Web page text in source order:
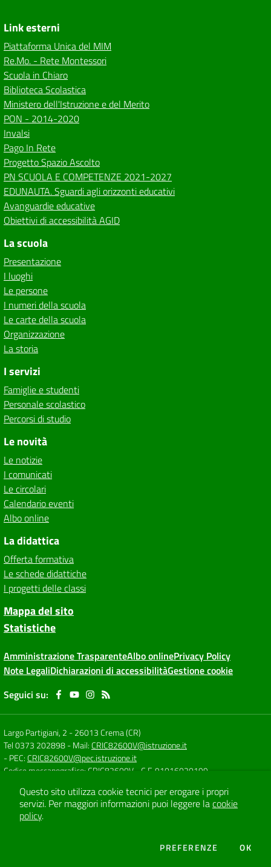
Link esterni
Piattaforma Unica del MIM
Re.Mo. - Rete Montessori
Scuola in Chiaro
Biblioteca Scolastica
Ministero dell'Istruzione e del Merito
PON - 2014-2020
Invalsi
Pago In Rete
Progetto Spazio Ascolto
PN SCUOLA E COMPETENZE 2021-2027
EDUNAUTA. Sguardi agli orizzonti educativi
Avanguardie educative
Obiettivi di accessibilità AGID
La scuola
Presentazione
I luoghi
Le persone
I numeri della scuola
Le carte della scuola
Organizzazione
La storia
I servizi
Famiglie e studenti
Personale scolastico
Percorsi di studio
Le novità
Le notizie
I comunicati
Le circolari
Calendario eventi
Albo online
La didattica
Offerta formativa
Le schede didattiche
I progetti delle classi
Mappa del sito
Statistiche
Amministrazione TrasparenteAlbo onlinePrivacy Policy
Note LegaliDichiarazioni di accessibilitàGestione cookie
Seguici su:
Largo Partigiani, 2 -26013 Crema (CR)
Tel 0373 202898- Mail:CRIC82600V@istruzione.it
- PEC:CRIC82600V@pec.istruzione.it
Codice meccanografico: CRIC82600V
- C.F. 91016020199
Concept & Design by
Designers Italia
Questo sito utilizza cookie tecnici per erogare i propri
servizi. Per maggiori informazioni puoi leggere lacookie
policy.
PREFERENZE DEI COOKIE
OK